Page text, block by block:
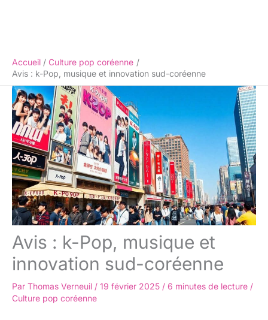
Accueil
Culture pop coréenne
Avis : k-Pop, musique et innovation sud-coréenne
Avis : k-Pop, musique et
innovation sud-coréenne
Par Thomas Verneuil / 19 février 2025 / 6 minutes de lecture /
Culture pop coréenne